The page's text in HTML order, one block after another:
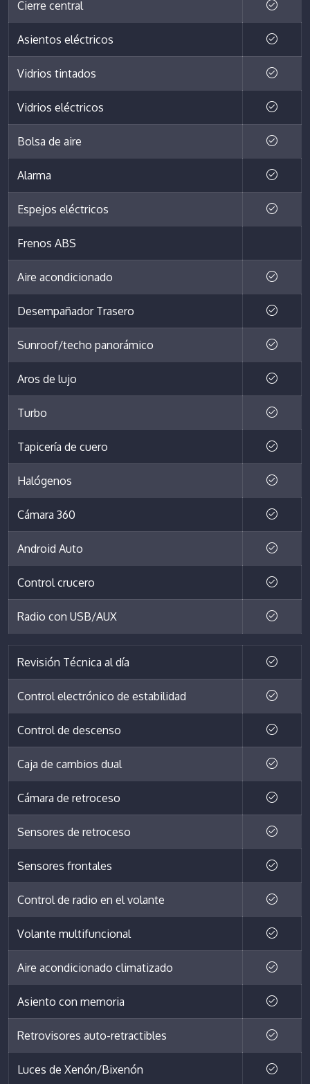
Cierre central
Asientos eléctricos
Vidrios tintados
Vidrios eléctricos
Bolsa de aire
Alarma
Espejos eléctricos
Frenos ABS
Aire acondicionado
Desempañador Trasero
Sunroof/techo panorámico
Aros de lujo
Turbo
Tapicería de cuero
Halógenos
Cámara 360
Android Auto
Control crucero
Radio con USB/AUX
Revisión Técnica al día
Control electrónico de estabilidad
Control de descenso
Caja de cambios dual
Cámara de retroceso
Sensores de retroceso
Sensores frontales
Control de radio en el volante
Volante multifuncional
Aire acondicionado climatizado
Asiento con memoria
Retrovisores auto-retractibles
Luces de Xenón/Bixenón